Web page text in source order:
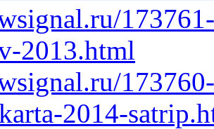
2013.html
2014-